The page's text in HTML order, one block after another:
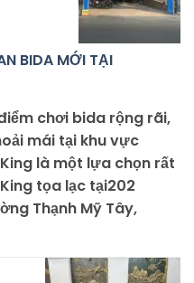
BIDA MỚI TẠI
chơi bida rộng rãi,
mái tại khu vực
là một lựa chọn rất
tọa lạc tại202
Thạnh Mỹ Tây,